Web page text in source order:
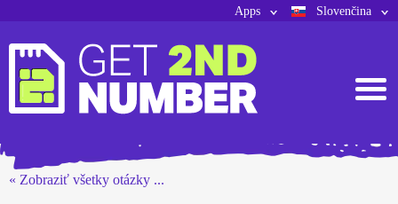
Slovenčina
Apps
« Zobraziť všetky otázky ...